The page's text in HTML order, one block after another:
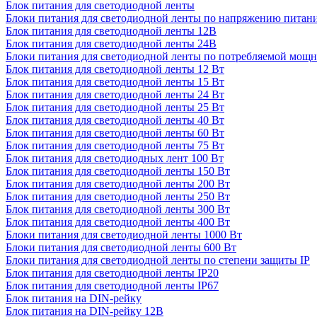
Блок питания для светодиодной ленты
Блоки питания для светодиодной ленты по напряжению
Блок питания для светодиодной ленты 12В
Блок питания для светодиодной ленты 24В
Блоки питания для светодиодной ленты по потребляемой
Блок питания для светодиодной ленты 12 Вт
Блок питания для светодиодной ленты 15 Вт
Блок питания для светодиодной ленты 24 Вт
Блок питания для светодиодной ленты 25 Вт
Блок питания для светодиодной ленты 40 Вт
Блок питания для светодиодной ленты 60 Вт
Блок питания для светодиодной ленты 75 Вт
Блок питания для светодиодных лент 100 Вт
Блок питания для светодиодной ленты 150 Вт
Блок питания для светодиодной ленты 200 Вт
Блок питания для светодиодной ленты 250 Вт
Блок питания для светодиодной ленты 300 Вт
Блок питания для светодиодной ленты 400 Вт
Блоки питания для светодиодной ленты 1000 Вт
Блоки питания для светодиодной ленты 600 Вт
Блоки питания для светодиодной ленты по степени защиты IP
Блок питания для светодиодной ленты IP20
Блок питания для светодиодной ленты IP67
Блок питания на DIN-рейку
Блок питания на DIN-рейку 12В